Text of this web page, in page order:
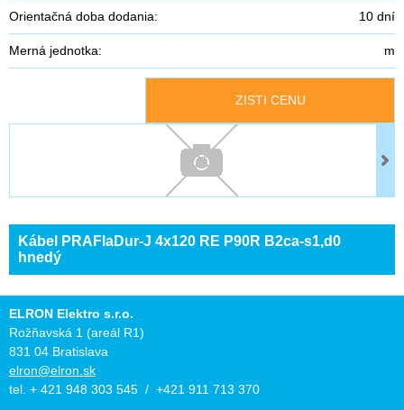
Orientačná doba dodania: 10 dní
Merná jednotka: m
ZISTI CENU
Kábel PRAFlaDur-J 4x120 RE P90R B2ca-s1,d0
hnedý
ELRON Elektro s.r.o.
Rožňavská 1 (areál R1)
831 04 Bratislava
elron@elron.sk
tel. + 421 948 303 545 / +421 911 713 370